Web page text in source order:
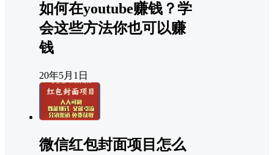
如何在youtube赚钱？学
会这些方法你也可以赚
钱
20年5月1日
微信红包封面项目怎么